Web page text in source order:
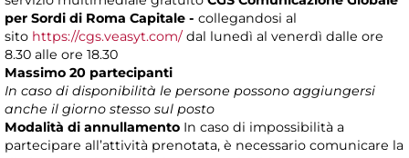
per Sordi di Roma Capitale - collegandosi al
sito https://cgs.veasyt.com/dal lunedì al venerdì dalle ore
8.30 alle ore 18.30
Massimo 20 partecipanti
In caso di disponibilità le persone possono aggiungersi
anche il giorno stesso sul posto
Modalità di annullamento In caso di impossibilità a
partecipare all’attività prenotata, è necessario comunicare la